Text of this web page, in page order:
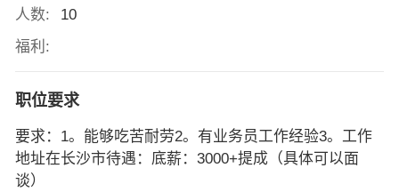
人数:
10
福利:
职位要求
要求：1。能够吃苦耐劳2。有业务员工作经验3。工作
地址在长沙市待遇：底薪：3000+提成（具体可以面
谈）